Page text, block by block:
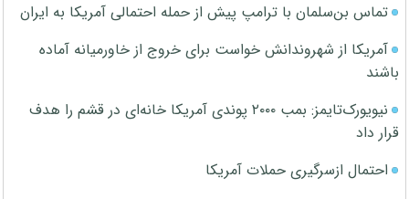
تماس بن‌سلمان با ترامپ پیش از حمله احتمالی آمریکا به ایران
آمریکا از شهروندانش خواست برای خروج از خاورمیانه آماده
باشند
نیویورک‌تایمز: بمب ۲۰۰۰ پوندی آمریکا خانه‌ای در قشم را هدف
قرار داد
احتمال ازسرگیری حملات آمریکا